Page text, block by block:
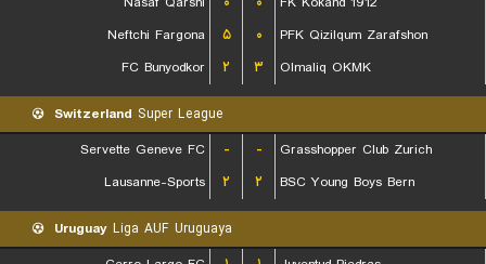
Neftchi Fargona
۵ ۰
PFK Qizilqum Zarafshon
FC Bunyodkor
۲ ۳ Olmaliq OKMK
Switzerland Super League
Servette Geneve FC
- -
Grasshopper Club Zurich
Lausanne-Sports
۲ ۲ BSC Young Boys Bern
Uruguay Liga AUF Uruguaya